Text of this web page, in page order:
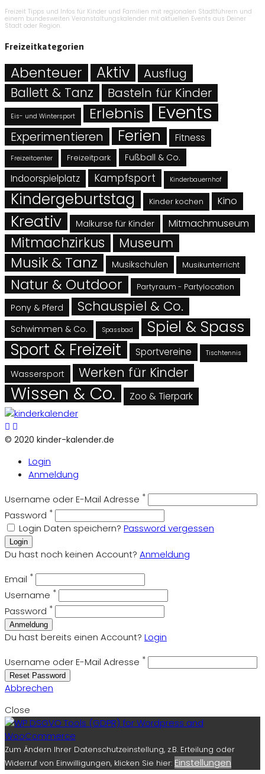
Freizeit Tipps und Infos für Kinder und Familien mit regionalen Stadtführern und
einem bundesweiten Veranstaltungskalender mit aktuellen Events aus Deiner
Stadt oder Region.
Freizeitkategorien
Abenteuer Aktiv Ausflug
Ballett & Tanz Basteln für Kinder
Eis- und Wintersport Erlebnis Events
Experimentieren Ferien Fitness
Freizeitcenter Freizeitpark Fußball & Co.
Indoorspielplatz Kampfsport Kinderbauernhof
Kindergeburtstag Kinder kochen Kino
Kreativ Malkurse für Kinder Mitmachmuseum
Mitmachzirkus Museum
Musik & Tanz Musikschulen Musikunterricht
Natur & Outdoor Partyraum - Partylocation
Pony & Pferd Schauspiel & Co.
Schwimmen & Co. Spassbad Spiel & Spass
Sport & Freizeit Sportvereine Tischtennis
Wassersport Werken für Kinder
Wissen & Co. Zoo & Tierpark
© 2020 kinder-kalender.de
Login
Anmeldung
Username oder E-Mail Adresse *
Password *
Login Daten speichern? Password vergessen
Login
Du hast noch keinen Account? Anmeldung
Email *
Username *
Password *
Anmeldung
Du hast bereits einen Account? Login
Username oder E-Mail Adresse *
Reset Password
Abbrechen
Close
Zum Ändern Ihrer Datenschutzeinstellung, z.B. Erteilung oder
Widerruf von Einwilligungen, klicken Sie hier: Einstellungen